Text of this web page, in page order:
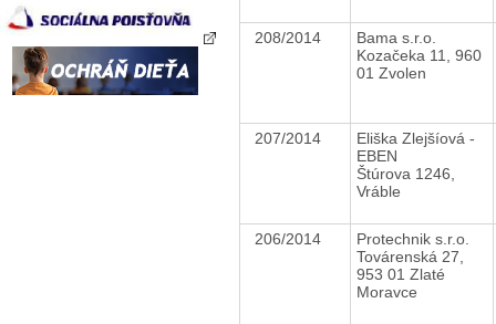
208/2014
Bama s.r.o.
Kozačeka 11, 960
01 Zvolen
207/2014
Eliška Zlejšíová -
EBEN
Štúrova 1246,
Vráble
206/2014
Protechnik s.r.o.
Továrenská 27,
953 01 Zlaté
Moravce